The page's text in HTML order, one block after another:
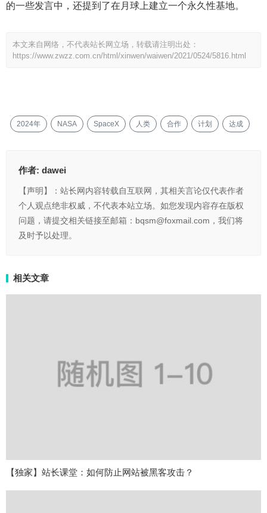
的一些发言中，还提到了在月球上建立一个永久性基地。
本文来自网络，不代表站长网立场，转载请注明出处：
https://www.zwzz.com.cn/html/xinwen/waiwen/2021/0524/5816.html
2024年 NASA SpaceX 人类 合作 计划 达成
作者: dawei
【声明】：站长网内容转载自互联网，其相关言论仅代表作者
个人观点绝非权威，不代表本站立场。如您发现内容存在版权
问题，请提交相关链接至邮箱：bqsm@foxmail.com，我们将
及时予以处理。
相关文章
【独家】站长课堂：如何防止网站被黑客攻击？